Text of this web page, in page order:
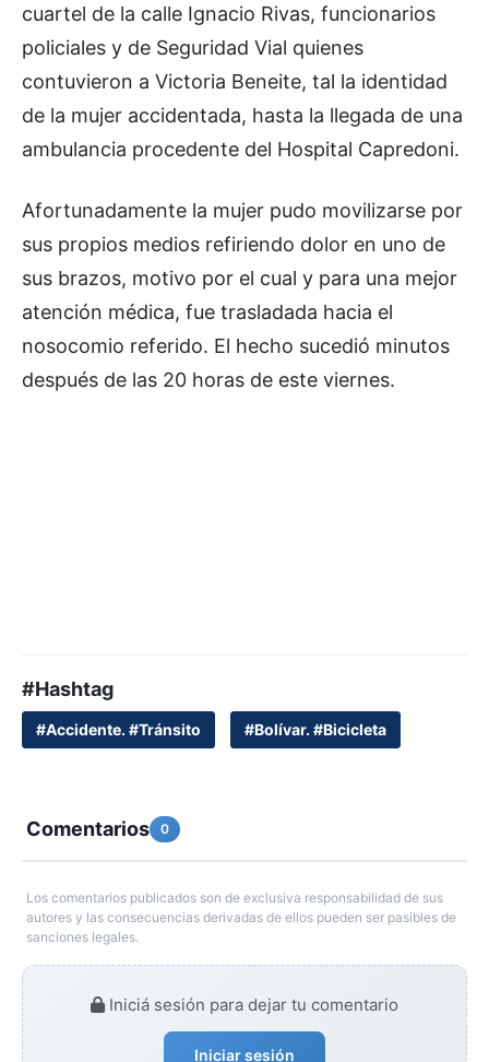
cuartel de la calle Ignacio Rivas, funcionarios
policiales y de Seguridad Vial quienes
contuvieron a Victoria Beneite, tal la identidad
de la mujer accidentada, hasta la llegada de una
ambulancia procedente del Hospital Capredoni.
Afortunadamente la mujer pudo movilizarse por
sus propios medios refiriendo dolor en uno de
sus brazos, motivo por el cual y para una mejor
atención médica, fue trasladada hacia el
nosocomio referido. El hecho sucedió minutos
después de las 20 horas de este viernes.
#Hashtag
#Accidente. #Tránsito #Bolívar. #Bicicleta
Comentarios 0
Los comentarios publicados son de exclusiva responsabilidad de sus
autores y las consecuencias derivadas de ellos pueden ser pasibles de
sanciones legales.
Iniciá sesión para dejar tu comentario
Iniciar sesión